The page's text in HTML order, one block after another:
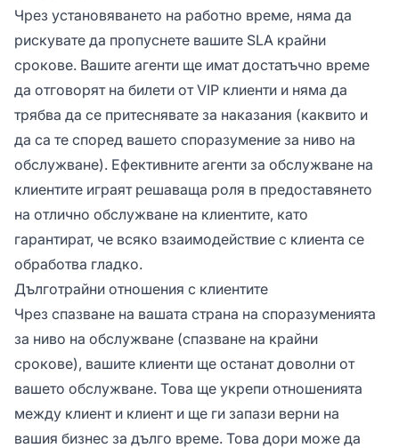
Чрез установяването на работно време, няма да
рискувате да пропуснете вашите SLA крайни
срокове. Вашите агенти ще имат достатъчно време
да отговорят на билети от VIP клиенти и няма да
трябва да се притеснявате за наказания (каквито и
да са те според вашето споразумение за ниво на
обслужване). Ефективните агенти за обслужване на
клиентите играят решаваща роля в предоставянето
на отлично обслужване на клиентите, като
гарантират, че всяко взаимодействие с клиента се
обработва гладко.
Дълготрайни отношения с клиентите
Чрез спазване на вашата страна на споразуменията
за ниво на обслужване (спазване на крайни
срокове), вашите клиенти ще останат доволни от
вашето обслужване. Това ще укрепи отношенията
между клиент и клиент и ще ги запази верни на
вашия бизнес за дълго време. Това дори може да